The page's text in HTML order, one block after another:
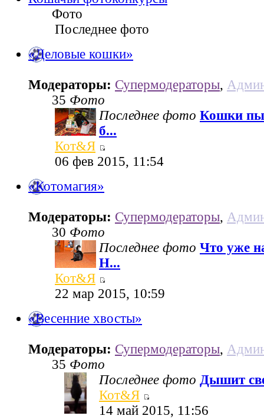
Фото
Последнее фото
«Деловые кошки»
Модераторы: Супермодераторы,
35 Фото
Последнее фото Кошки
б...
Кот&Я
06 фев 2015, 11:54
«Котомагия»
Модераторы: Супермодераторы,
30 Фото
Последнее фото Что уже
Н...
Кот&Я
22 мар 2015, 10:59
«Весенние хвосты»
Модераторы: Супермодераторы,
35 Фото
Последнее фото Дышит
Кот&Я
14 май 2015, 11:56